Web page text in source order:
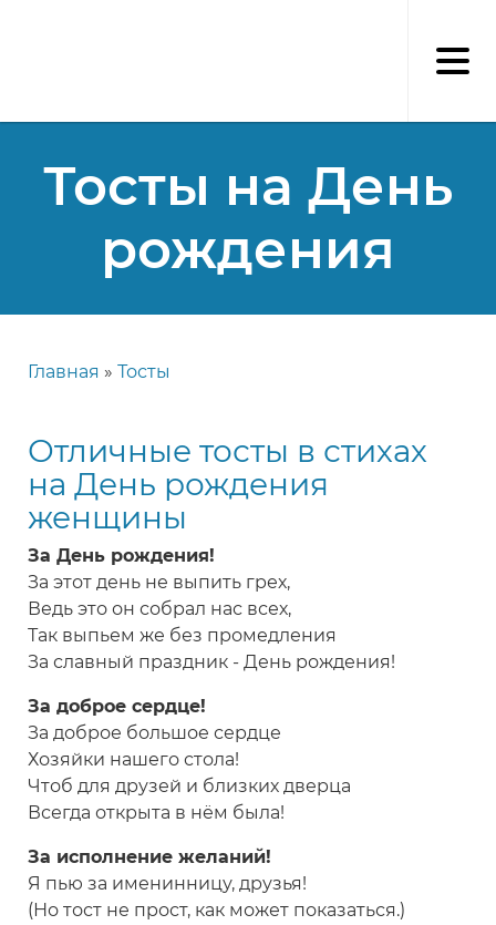
Тосты на День
рождения
Главная Тосты
Отличные тосты в стихах
на День рождения
женщины
За День рождения!
За этот день не выпить грех,
Ведь это он собрал нас всех,
Так выпьем же без промедления
За славный праздник - День рождения!
За доброе сердце!
За доброе большое сердце
Хозяйки нашего стола!
Чтоб для друзей и близких дверца
Всегда открыта в нём была!
За исполнение желаний!
Я пью за именинницу, друзья!
(Но тост не прост, как может показаться.)